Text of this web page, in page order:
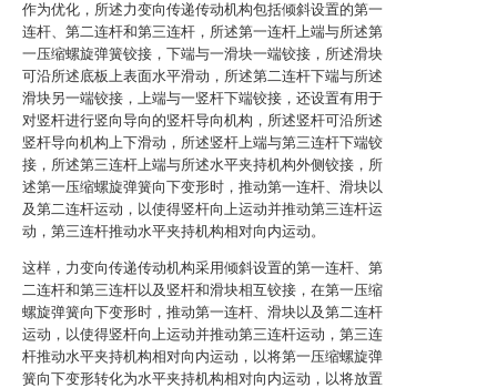
作为优化，所述力变向传递传动机构包括倾斜设置的第一
连杆、第二连杆和第三连杆，所述第一连杆上端与所述第
一压缩螺旋弹簧铰接，下端与一滑块一端铰接，所述滑块
可沿所述底板上表面水平滑动，所述第二连杆下端与所述
滑块另一端铰接，上端与一竖杆下端铰接，还设置有用于
对竖杆进行竖向导向的竖杆导向机构，所述竖杆可沿所述
竖杆导向机构上下滑动，所述竖杆上端与第三连杆下端铰
接，所述第三连杆上端与所述水平夹持机构外侧铰接，所
述第一压缩螺旋弹簧向下变形时，推动第一连杆、滑块以
及第二连杆运动，以使得竖杆向上运动并推动第三连杆运
动，第三连杆推动水平夹持机构相对向内运动。
这样，力变向传递传动机构采用倾斜设置的第一连杆、第
二连杆和第三连杆以及竖杆和滑块相互铰接，在第一压缩
螺旋弹簧向下变形时，推动第一连杆、滑块以及第二连杆
运动，以使得竖杆向上运动并推动第三连杆运动，第三连
杆推动水平夹持机构相对向内运动，以将第一压缩螺旋弹
簧向下变形转化为水平夹持机构相对向内运动，以将放置